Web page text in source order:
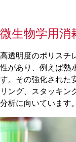
微生物学用消
高透明度のポリスチ
性があり、例えば熱
す。その強化された
リング、スタッキン
分析に向いています。